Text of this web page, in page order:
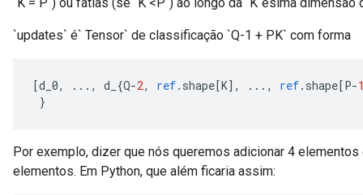
`updates` é` Tensor` de classificação `Q-1 + PK` com forma
[d_0, ..., d_ {Q-2, ref. shape[K], ..., ref. shape[P-
}
Por exemplo, dizer que nós queremos adicionar 4
elementos. Em Python, que além ficaria assim: